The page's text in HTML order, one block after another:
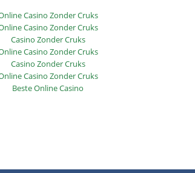
Casino Zonder Cruks
Casino Zonder Cruks
Casino Zonder Cruks
Casino Zonder Cruks
Casino Zonder Cruks
Casino Zonder Cruks
Beste Online Casino